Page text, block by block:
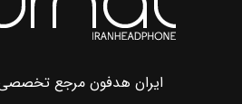
ایران هدفون مرجع